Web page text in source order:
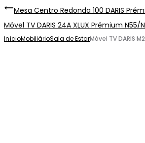
Mesa Centro Redonda 100 DARIS
Móvel TV DARIS 24A XLUX Prémium N55/
InícioMobiliárioSala de EstarMóvel TV DARIS